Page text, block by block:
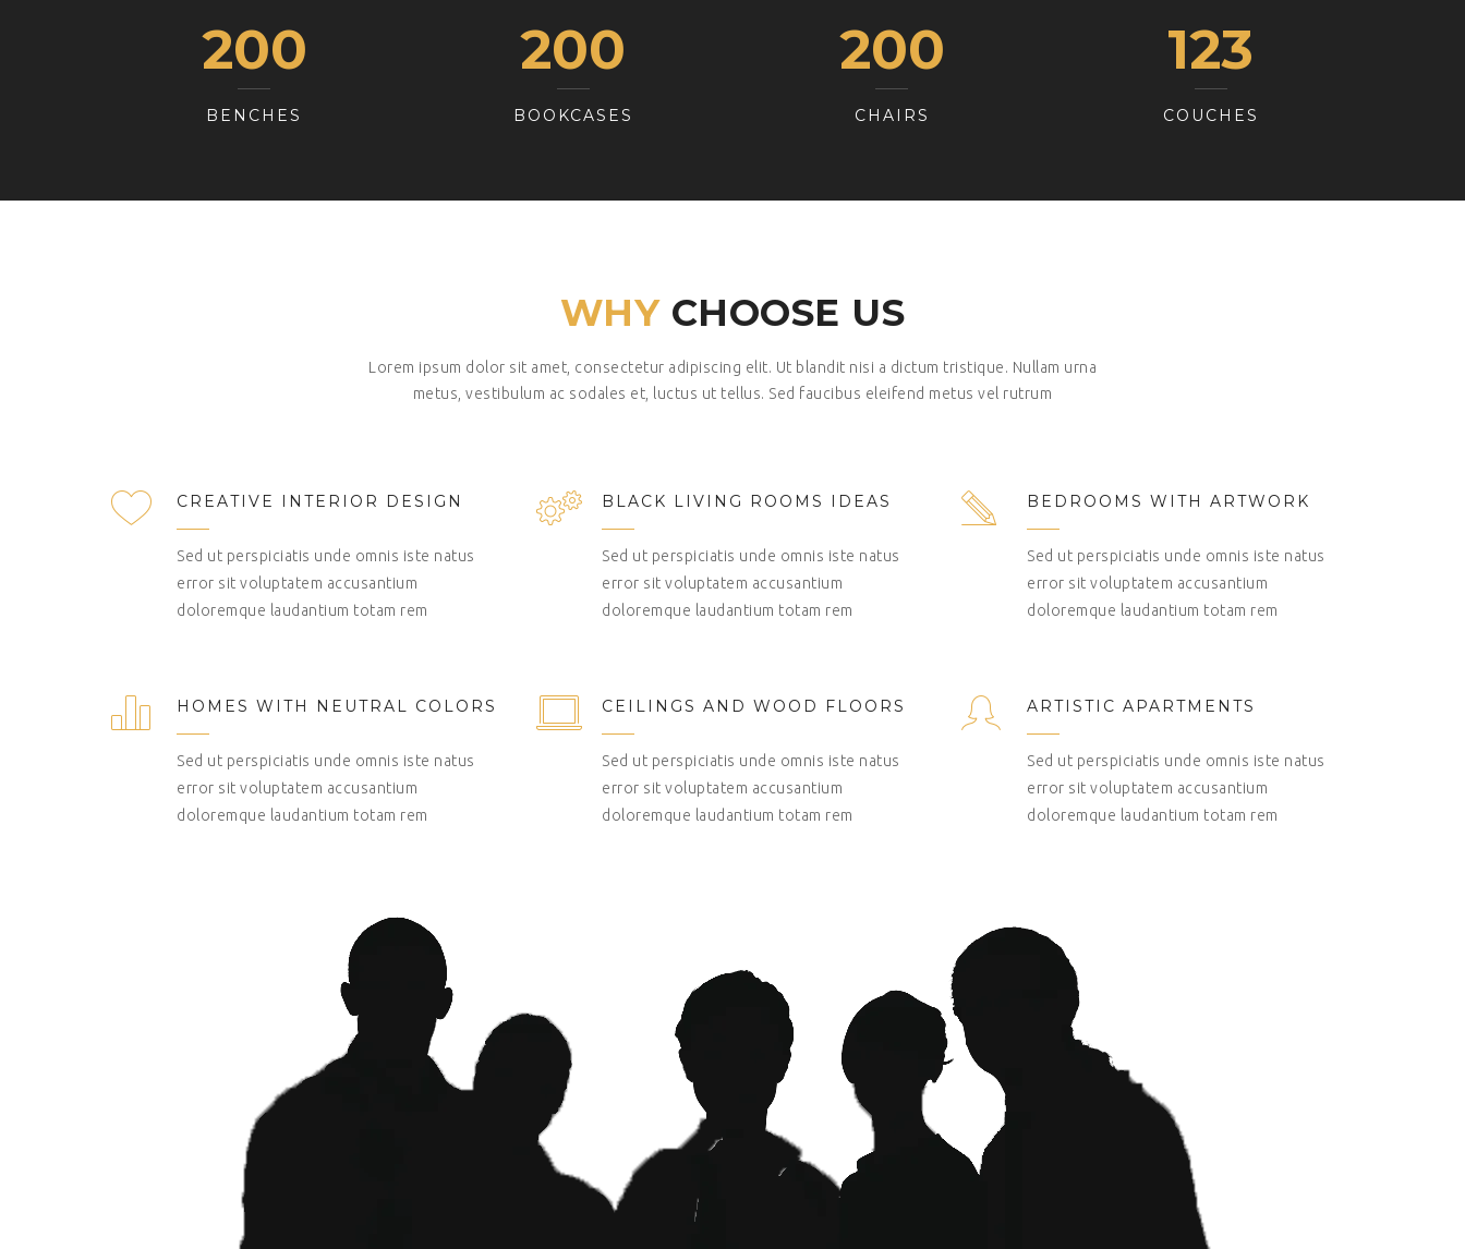
208
BENCHES
208
BOOKCASES
208
CHAIRS
123
COUCHES
WHYCHOOSE US
Lorem ipsum dolor sit amet, consectetur adipiscing elit. Ut blandit nisi a dictum tristique. Nullam urna
metus, vestibulum ac sodales et, luctus ut tellus. Sed faucibus eleifend metus vel rutrum
CREATIVE INTERIOR DESIGN
Sed ut perspiciatis unde omnis iste natus
error sit voluptatem accusantium
doloremque laudantium totam rem
BLACK LIVING ROOMS IDEAS
Sed ut perspiciatis unde omnis iste natus
error sit voluptatem accusantium
doloremque laudantium totam rem
BEDROOMS WITH ARTWORK
Sed ut perspiciatis unde omnis iste natus
error sit voluptatem accusantium
doloremque laudantium totam rem
HOMES WITH NEUTRAL COLORS
Sed ut perspiciatis unde omnis iste natus
error sit voluptatem accusantium
doloremque laudantium totam rem
CEILINGS AND WOOD FLOORS
Sed ut perspiciatis unde omnis iste natus
error sit voluptatem accusantium
doloremque laudantium totam rem
ARTISTIC APARTMENTS
Sed ut perspiciatis unde omnis iste natus
error sit voluptatem accusantium
doloremque laudantium totam rem